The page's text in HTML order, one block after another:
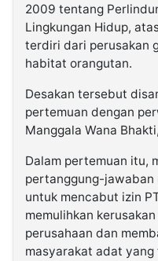
2009 tentang
Lingkungan Hidup,
terdiri dari perusakan
habitat orangutan.
Desakan tersebut
pertemuan dengan
Manggala Wana
Dalam pertemuan itu,
pertanggung-jawaban
untuk mencabut izin
memulihkan
perusahaan dan
masyarakat adat yang